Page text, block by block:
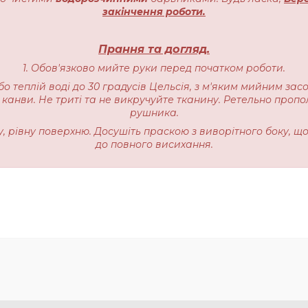
закінчення роботи.
Прання та догляд.
1. Обов'язково мийте руки перед початком роботи.
теплій воді до 30 градусів Цельсія, з м'яким мийним
Не триті та не викручуйте тканину. Ретельно
рушника.
рівну поверхню. Досушіть праскою з виворітного боку,
до повного висихання.